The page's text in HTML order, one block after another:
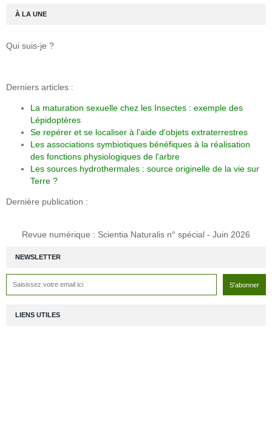
NEWSLETTER
À LA UNE
Qui suis-je ?
Derniers articles :
La maturation sexuelle chez les Insectes : exemple des
Lépidoptères
Se repérer et se localiser à l'aide d'objets extraterrestres
Les associations symbiotiques bénéfiques à la réalisation
des fonctions physiologiques de l'arbre
Les sources hydrothermales : source originelle de la vie sur
Terre ?
Dernière publication :
Revue numérique : Scientia Naturalis n° spécial - Juin 2026
LIENS UTILES